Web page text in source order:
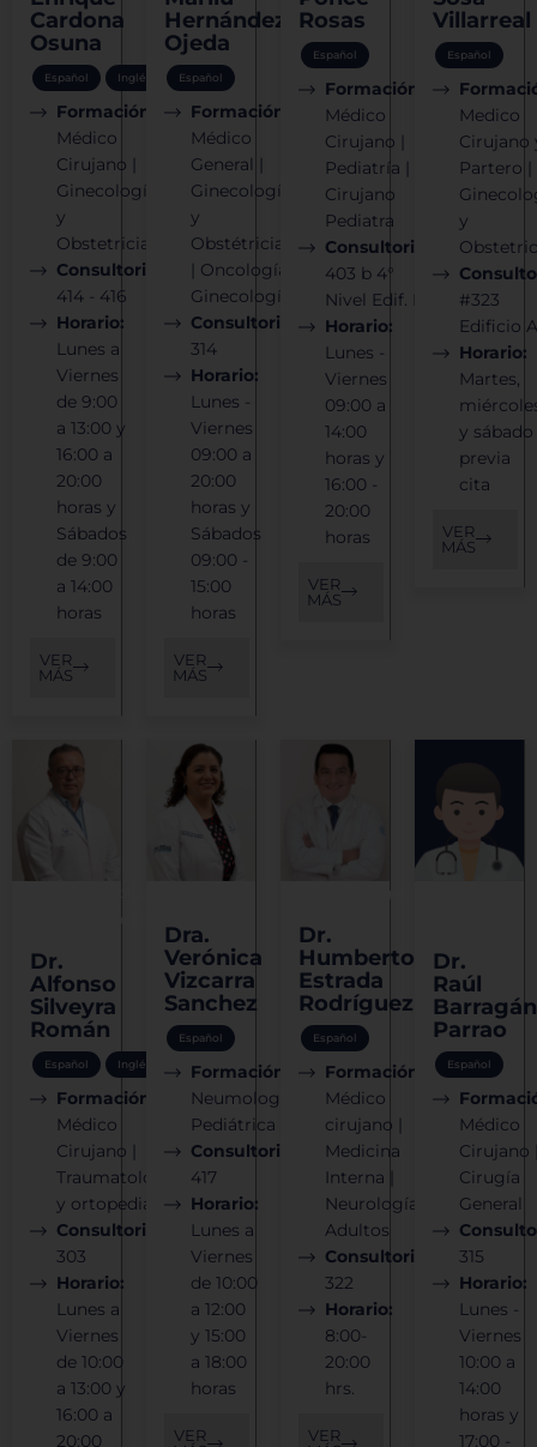
Cardona
Osuna
Español Inglés
Formación:
Médico
Cirujano |
Ginecología
y
Obstetricia
Consultorio:
414 - 416
Horario:
Lunes a
Viernes
de 9:00
a 13:00 y
16:00 a
20:00
horas y
Sábados
de 9:00
a 14:00
horas
VER
MÁS
Hernández
Ojeda
Español
Formación:
Médico
General |
Ginecología
y
Obstétricia
| Oncología
Ginecología
Consultorio:
314
Horario:
Lunes -
Viernes
09:00 a
20:00
horas y
Sábados
09:00 -
15:00
horas
VER
MÁS
Rosas
Español
Formación:
Médico
Cirujano |
Pediatría |
Cirujano
Pediatra
Consultorio:
403 b 4°
Nivel Edif. II
Horario:
Lunes -
Viernes
09:00 a
14:00
horas y
16:00 -
20:00
horas
VER
MÁS
Villarreal
Español
Medico
Cirujano
Partero |
y
#323
Edificio
Horario:
Martes,
y sábado
previa
cita
VER
MÁS
Dr.
Alfonso
Silveyra
Román
Español Inglés
Formación:
Médico
Cirujano |
Traumatología
y ortopedia
Consultorio:
303
Horario:
Lunes a
Viernes
de 10:00
a 13:00 y
16:00 a
20:00
Dra.
Verónica
Vizcarra
Sanchez
Español
Formación:
Neumología
Pediátrica
Consultorio:
417
Horario:
Lunes a
Viernes
de 10:00
a 12:00
y 15:00
a 18:00
horas
VER
Neurología
Dr.
Humberto
Estrada
Rodríguez
Español
Formación:
Médico
cirujano |
Medicina
Interna |
Neurología
Adultos
Consultorio:
322
Horario:
8:00-
20:00
hrs.
VER
Dr.
Raúl
Barragán
Parrao
Español
Médico
Cirujano
Cirugía
General
315
Horario:
Lunes -
Viernes
10:00 a
14:00
horas y
17:00 -